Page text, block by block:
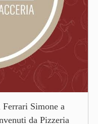
Simone a
da Pizzeria